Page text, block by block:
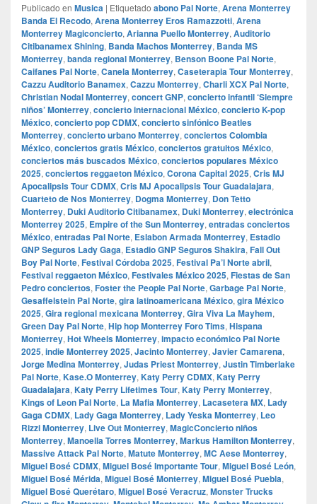
Publicado en Musica | Etiquetado abono Pal Norte, Arena Monterrey
Banda El Recodo, Arena Monterrey Eros Ramazzotti, Arena
Monterrey Magiconcierto, Arianna Puello Monterrey, Auditorio
Citibanamex Shining, Banda Machos Monterrey, Banda MS
Monterrey, banda regional Monterrey, Benson Boone Pal Norte,
Caifanes Pal Norte, Canela Monterrey, Caseterapia Tour Monterrey,
Cazzu Auditorio Banamex, Cazzu Monterrey, Charli XCX Pal Norte,
Christian Nodal Monterrey, concert GNP, concierto infantil ‘Siempre
niños’ Monterrey, concierto internacional México, concierto K-pop
México, concierto pop CDMX, concierto sinfónico Beatles
Monterrey, concierto urbano Monterrey, conciertos Colombia
México, conciertos gratis México, conciertos gratuitos México,
conciertos más buscados México, conciertos populares México
2025, conciertos reggaeton México, Corona Capital 2025, Cris MJ
Apocalipsis Tour CDMX, Cris MJ Apocalipsis Tour Guadalajara,
Cuarteto de Nos Monterrey, Dogma Monterrey, Don Tetto
Monterrey, Duki Auditorio Citibanamex, Duki Monterrey, electrónica
Monterrey 2025, Empire of the Sun Monterrey, entradas conciertos
México, entradas Pal Norte, Eslabon Armada Monterrey, Estadio
GNP Seguros Lady Gaga, Estadio GNP Seguros Shakira, Fall Out
Boy Pal Norte, Festival Córdoba 2025, Festival Pa’l Norte abril,
Festival reggaeton México, Festivales México 2025, Fiestas de San
Pedro conciertos, Foster the People Pal Norte, Garbage Pal Norte,
Gesaffelstein Pal Norte, gira latinoamericana México, gira México
2025, Gira regional mexicana Monterrey, Gira Viva La Mayhem,
Green Day Pal Norte, Hip hop Monterrey Foro Tims, Hispana
Monterrey, Hot Wheels Monterrey, impacto económico Pal Norte
2025, indie Monterrey 2025, Jacinto Monterrey, Javier Camarena,
Jorge Medina Monterrey, Judas Priest Monterrey, Justin Timberlake
Pal Norte, Kase.O Monterrey, Katy Perry CDMX, Katy Perry
Guadalajara, Katy Perry Lifetimes Tour, Katy Perry Monterrey,
Kings of Leon Pal Norte, La Mafia Monterrey, Lacasetera MX, Lady
Gaga CDMX, Lady Gaga Monterrey, Lady Yeska Monterrey, Leo
Rizzi Monterrey, Live Out Monterrey, MagicConcierto niños
Monterrey, Manoella Torres Monterrey, Markus Hamilton Monterrey,
Massive Attack Pal Norte, Matute Monterrey, MC Aese Monterrey,
Miguel Bosé CDMX, Miguel Bosé Importante Tour, Miguel Bosé León,
Miguel Bosé Mérida, Miguel Bosé Monterrey, Miguel Bosé Puebla,
Miguel Bosé Querétaro, Miguel Bosé Veracruz, Monster Trucks